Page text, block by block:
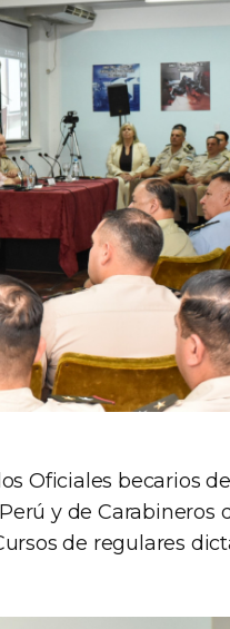
Oficiales becarios
y de Carabineros
de regulares